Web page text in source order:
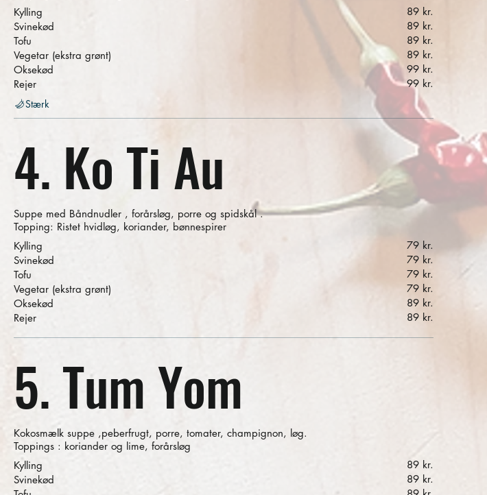
Kylling
89 kr.
Svinekød
89 kr.
Tofu
89 kr.
Vegetar (ekstra grønt)
89 kr.
Oksekød
99 kr.
Rejer
99 kr.
Stærk
4. Ko Ti Au
Suppe med Båndnudler , forårsløg, porre og spidskål .
Topping: Ristet hvidløg, koriander, bønnespirer
Kylling
79 kr.
Svinekød
79 kr.
Tofu
79 kr.
Vegetar (ekstra grønt)
79 kr.
Oksekød
89 kr.
Rejer
89 kr.
5. Tum Yom
Kokosmælk suppe ,peberfrugt, porre, tomater, champignon, løg.
Toppings : koriander og lime, forårsløg
Kylling
89 kr.
Svinekød
89 kr.